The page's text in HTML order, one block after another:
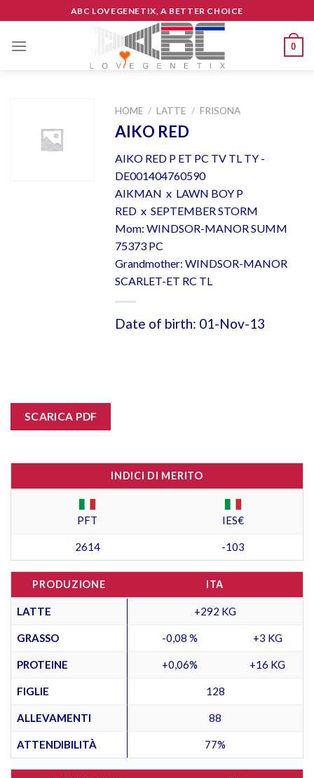
to
content
ABC LOVEGENETIX, A BETTER CHOICE
0
HOME / LATTE / FRISONA
AIKO RED
AIKO RED P ET PC TV TL TY -
DE001404760590
AIKMAN x LAWN BOY P
RED x SEPTEMBER STORM
Mom: WINDSOR-MANOR SUMM
75373 PC
Grandmother: WINDSOR-MANOR
SCARLET-ET RC TL
Date of birth: 01-Nov-13
SCARICA PDF
INDICI DI MERITO
PFT IES€
2614 -103
PRODUZIONE ITA
LATTE +292 KG
GRASSO -0,08 % +3 KG
PROTEINE +0,06% +16 KG
FIGLIE 128
ALLEVAMENTI 88
ATTENDIBILITÀ 77%